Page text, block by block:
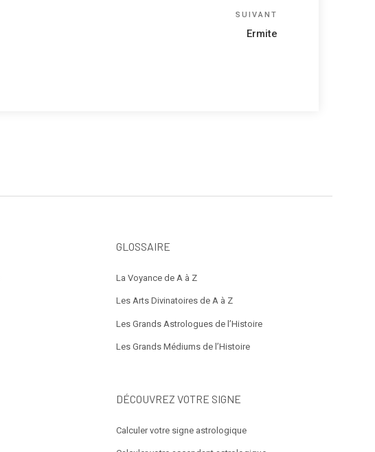
SUIVANT
Ermite
GLOSSAIRE
La Voyance de A à Z
Les Arts Divinatoires de A à Z
Les Grands Astrologues de l’Histoire
Les Grands Médiums de l’Histoire
DÉCOUVREZ VOTRE SIGNE
Calculer votre signe astrologique